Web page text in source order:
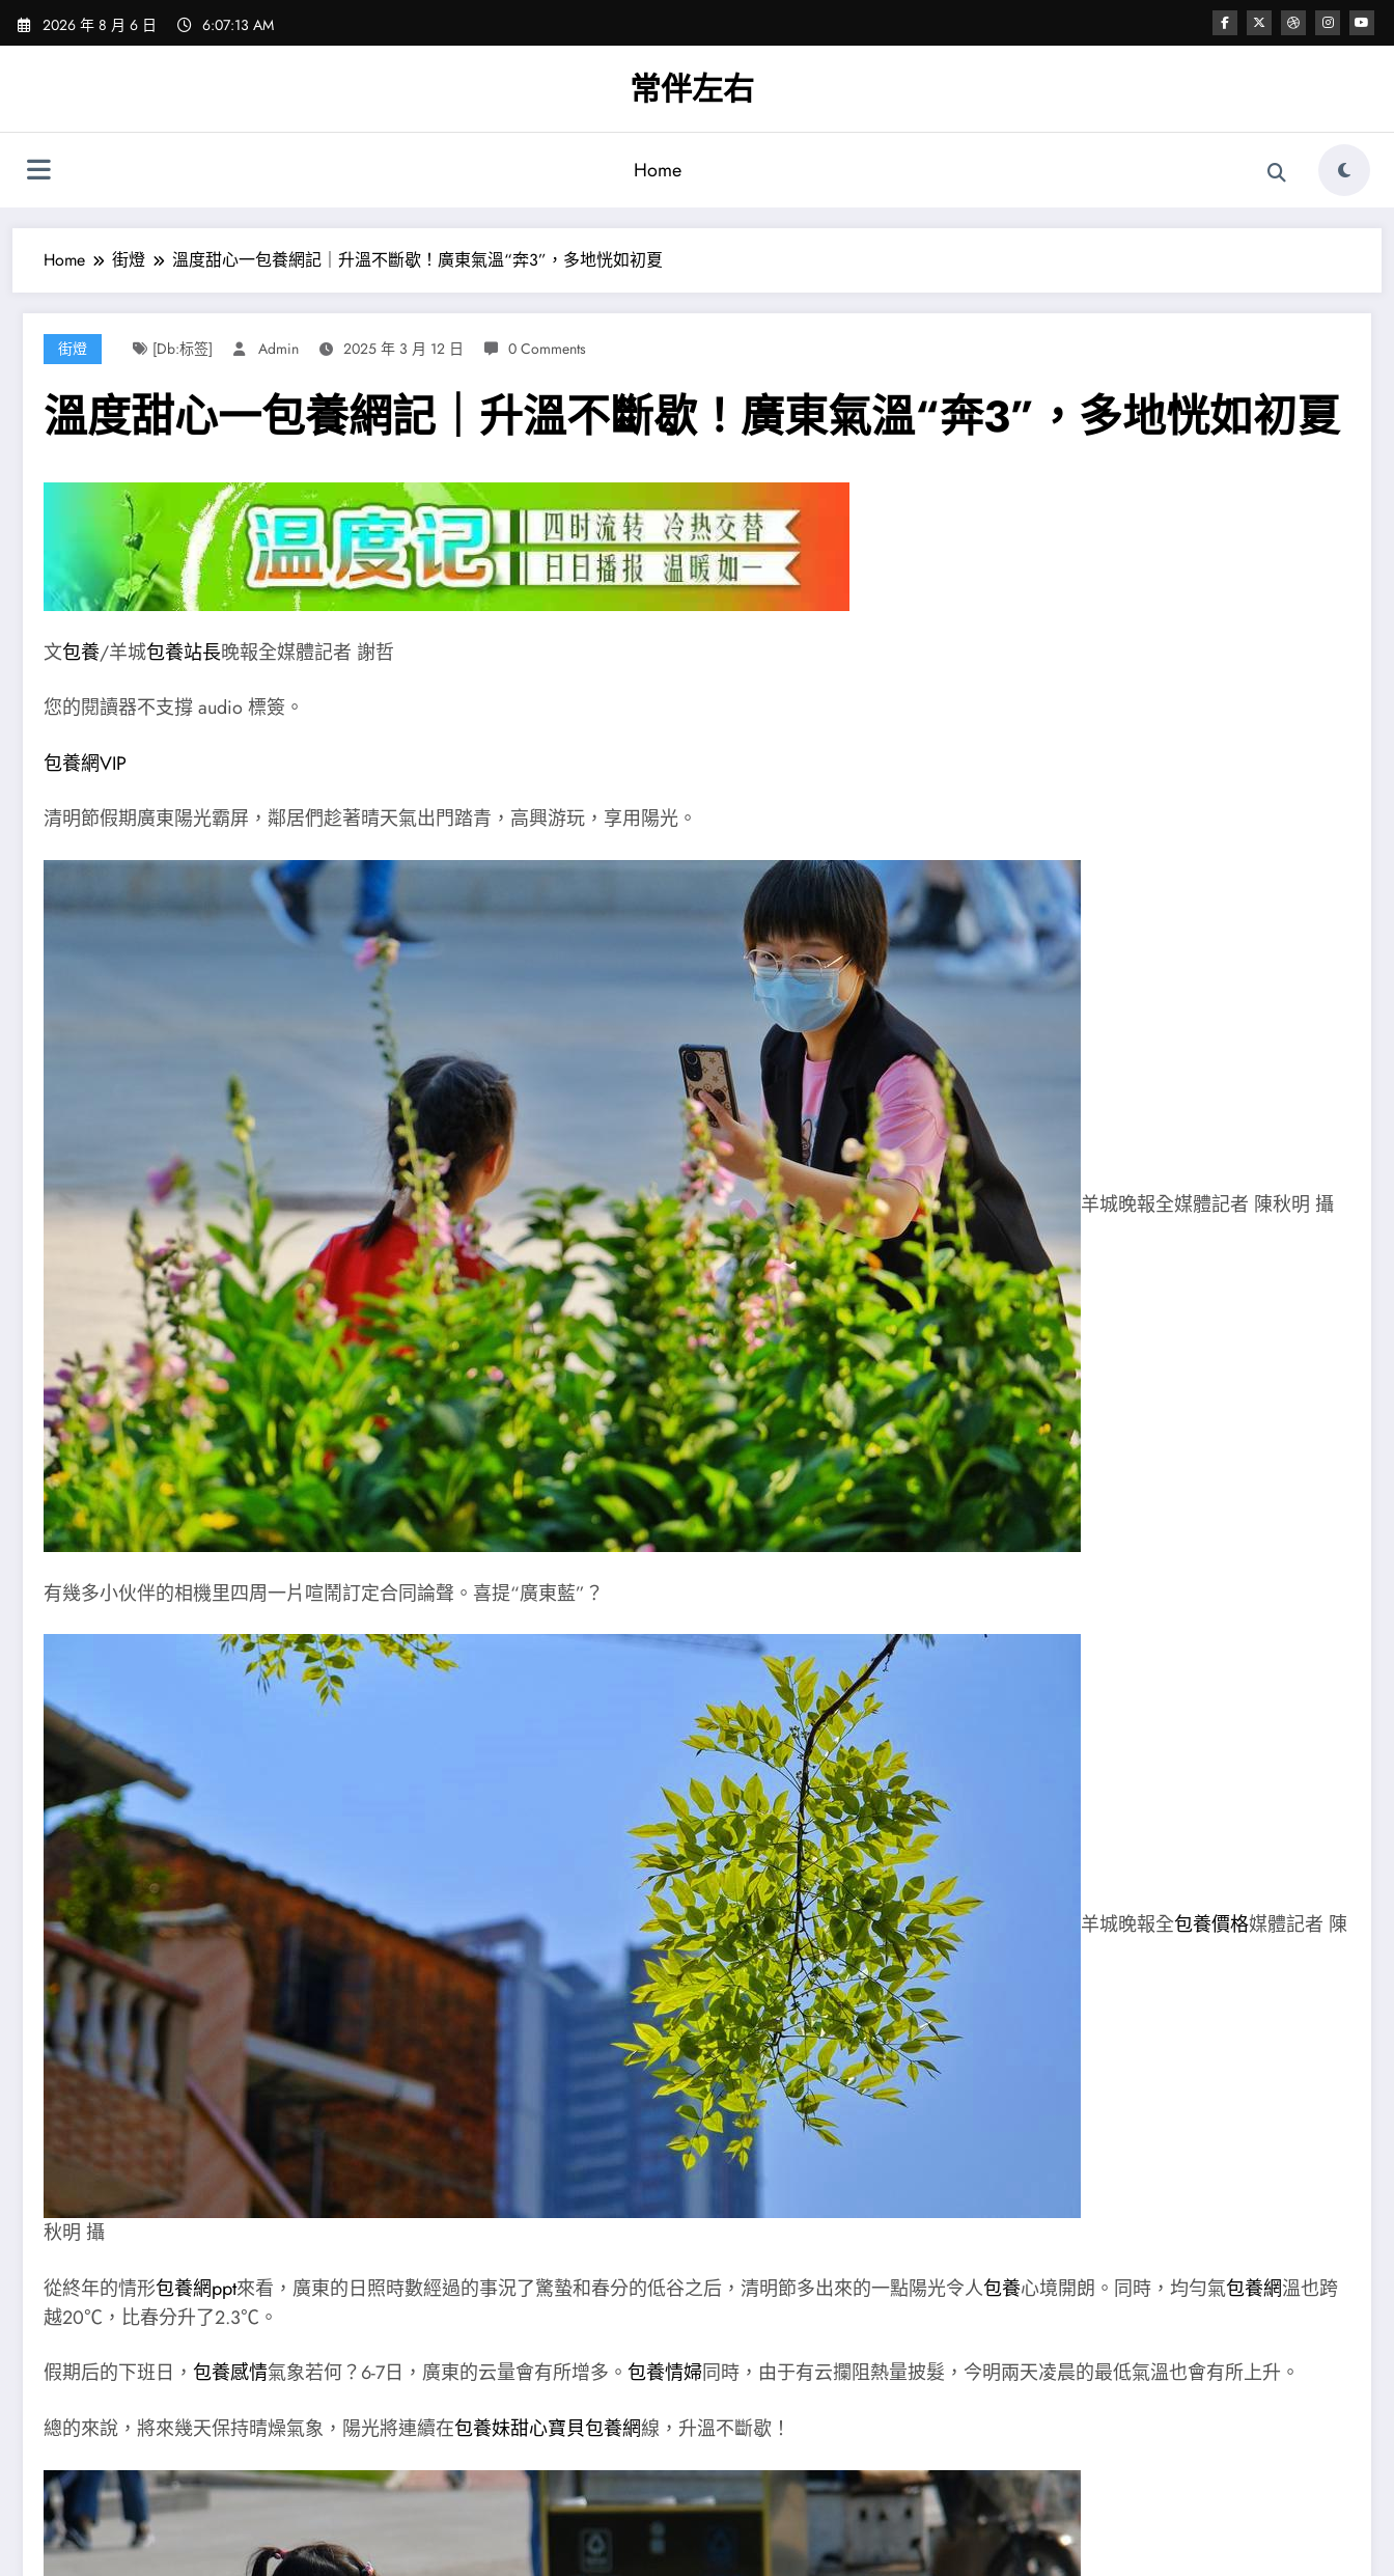
Skip
2026 年 8 月 6 日 6:07:15 AM
常伴左右
Home
Home 街燈 溫度甜心一包養網記｜升溫不斷歇！廣東氣溫“奔3”，多地恍如初夏
街燈 [db:标签] Admin 2025 年 3 月 12 日 0 Comments
溫度甜心一包養網記｜升溫不斷歇！廣東氣溫“奔3”，多地恍如初夏
文包養/羊城包養站長晚報全媒體記者 謝哲
您的閱讀器不支撐 audio 標簽。
包養網VIP
清明節假期廣東陽光霸屏，鄰居們趁著晴天氣出門踏青，高興游玩，享用陽光。
羊城晚報全媒體記者 陳秋明 攝
有幾多小伙伴的相機里四周一片喧鬧訂定合同論聲。喜提“廣東藍”？
羊城晚報全包養價格媒體記者 陳
秋明 攝
從終年的情形包養網ppt來看，廣東的日照時數經過的事況了驚蟄和春分的低谷之后，清明節多出來的一點陽光令人包養心境開朗。同時，均勻氣包養網溫也跨
越20℃，比春分升了2.3℃。
假期后的下班日， 包養感情氣象若何？6-7日，廣東的云量會有所增多。 包養情婦同時，由于有云攔阻熱量披髮，今明兩天凌晨的最低氣溫也會有所上升。
總的來說，將來幾天保持晴燥氣象，陽光將連續在包養妹甜心寶貝包養網線，升溫不斷歇！